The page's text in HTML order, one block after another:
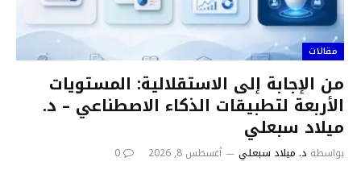
مقالات
من الإجابة إلى الاستقلالية: المستويات
الأربعة لتطبيقات الذكاء الاصطناعي – د.
ميلاد سبعلي
بواسطة د. ميلاد سبعلي أغسطس 8, 2026 0